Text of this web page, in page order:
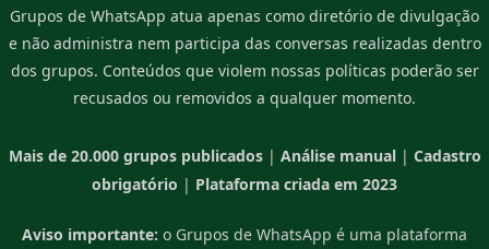
Grupos de WhatsApp atua apenas como diretório de divulgação
e não administra nem participa das conversas realizadas dentro
dos grupos. Conteúdos que violem nossas políticas poderão ser
recusados ou removidos a qualquer momento.
Mais de 20.000 grupos publicados| Análise manual| Cadastro
obrigatório | Plataforma criada em 2023
Aviso importante: o Grupos de WhatsApp é uma plataforma